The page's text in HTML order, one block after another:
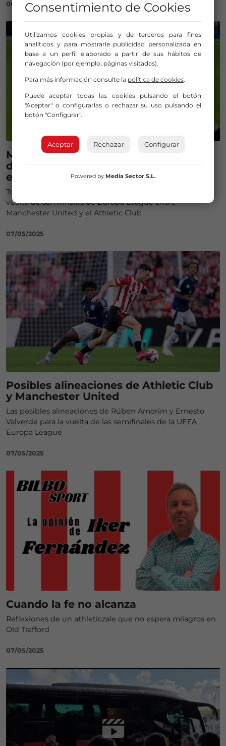
08/05/2025
Manchester United – Athletic Club:
dónde ver el partido por televisión y
escucharlo por la radio
Todos los detalles de cómo y dónde seguir el partido de
vuelta de semifinales de Europa League entre
Manchester United y el Athletic Club
07/05/2025
Posibles alineaciones de Athletic Club
y Manchester United
Las posibles alineaciones de Rúben Amorim y Ernesto
Valverde para la vuelta de las semifinales de la UEFA
Europa League
07/05/2025
Cuando la fe no alcanza
Reflexiones de un athleticzale que no espera milagros en
Old Trafford
07/05/2025
Consentimiento de Cookies
Utilizamos cookies propias y de terceros para fines
analíticos y para mostrarle publicidad personalizada en
base a un perfil elaborado a partir de sus hábitos de
navegación (por ejemplo, páginas visitadas).
Para más información consulte la política de cookies.
Puede aceptar todas las cookies pulsando el botón
"Aceptar" o configurarlas o rechazar su uso pulsando el
botón "Configurar".
Aceptar Rechazar Configurar
Powered by Media Sector S.L.